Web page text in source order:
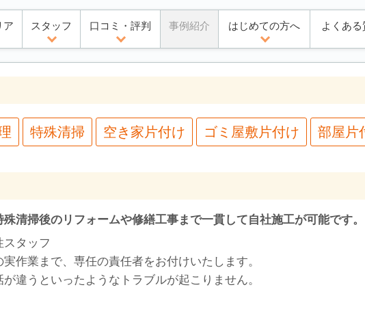
ア スタッフ 口コミ・評判 事例紹介 はじめての方へ よくあ
特殊清掃 空き家片付け ゴミ屋敷片付け 部屋片
清掃後のリフォームや修繕工事まで一貫して自社施工が可能です。
タッフ
作業まで、専任の責任者をお付けいたします。
違うといったようなトラブルが起こりません。